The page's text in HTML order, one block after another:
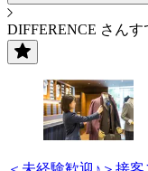
DIFFERENCE さん